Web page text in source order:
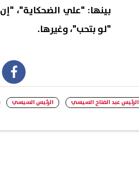
بينها: "علي الضحكاية"،
"لو بتحب"، وغيرها.
الرئيس عبد الفتاح السيسي الرئيس السيسي